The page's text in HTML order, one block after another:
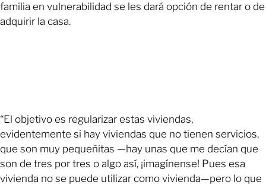
familia en vulnerabilidad se les dará opción de rentar o de
adquirir la casa.
“El objetivo es regularizar estas viviendas,
evidentemente si hay viviendas que no tienen servicios,
que son muy pequeñitas —hay unas que me decían que
son de tres por tres o algo así, ¡imagínense! Pues esa
vivienda no se puede utilizar como vivienda—pero lo que